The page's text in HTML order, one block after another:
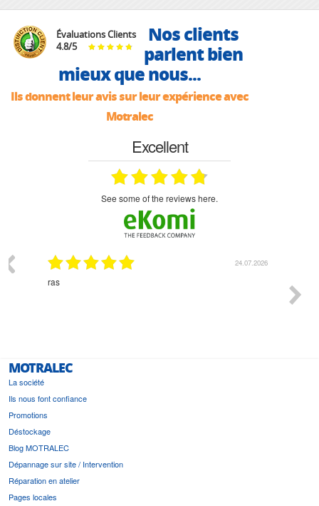
Évaluations Clients
4.8/5
Nos clients
parlent bien
mieux que nous...
Ils donnent leur avis sur leur expérience avec
Motralec
Excellent
see some of the reviews here.
24.07.2026
l'écoute du client et très aimable -
bonne solution et le matériel
MOTRALEC
La société
Ils nous font confiance
Promotions
Déstockage
Blog MOTRALEC
Dépannage sur site / Intervention
Réparation en atelier
Pages locales